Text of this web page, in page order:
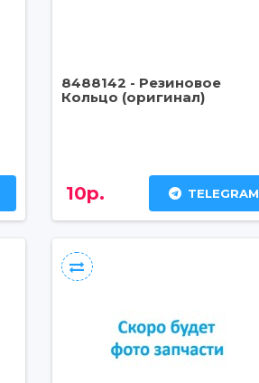
8488142 - Резиновое
Кольцо (оригинал)
10р. TELEGRAM